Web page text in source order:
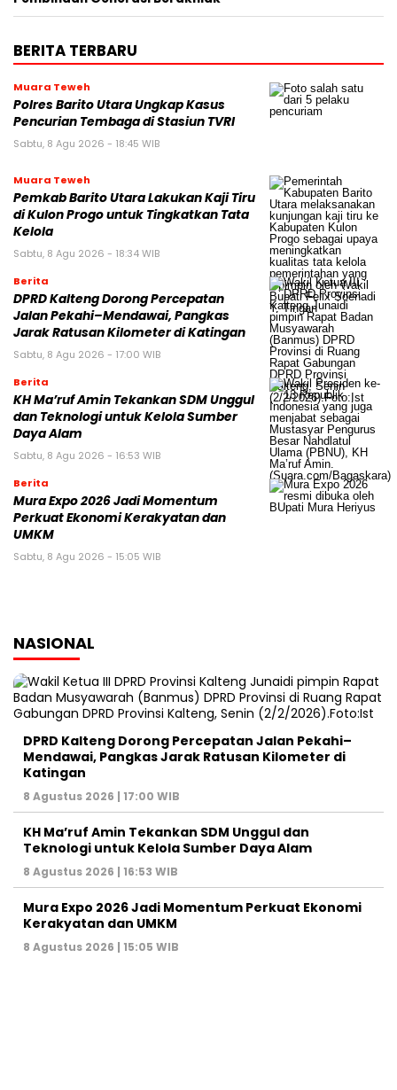
BERITA TERBARU
Muara Teweh
Polres Barito Utara Ungkap Kasus
Pencurian Tembaga di Stasiun TVRI
Sabtu, 8 Agu 2026 - 18:45 WIB
Muara Teweh
Pemkab Barito Utara Lakukan Kaji Tiru
di Kulon Progo untuk Tingkatkan Tata
Kelola
Sabtu, 8 Agu 2026 - 18:34 WIB
Berita
DPRD Kalteng Dorong Percepatan
Jalan Pekahi–Mendawai, Pangkas
Jarak Ratusan Kilometer di Katingan
Sabtu, 8 Agu 2026 - 17:00 WIB
Berita
KH Ma’ruf Amin Tekankan SDM Unggul
dan Teknologi untuk Kelola Sumber
Daya Alam
Sabtu, 8 Agu 2026 - 16:53 WIB
Berita
Mura Expo 2026 Jadi Momentum
Perkuat Ekonomi Kerakyatan dan
UMKM
Sabtu, 8 Agu 2026 - 15:05 WIB
NASIONAL
DPRD Kalteng Dorong Percepatan Jalan Pekahi–
Mendawai, Pangkas Jarak Ratusan Kilometer di
Katingan
8 Agustus 2026 | 17:00 WIB
KH Ma’ruf Amin Tekankan SDM Unggul dan
Teknologi untuk Kelola Sumber Daya Alam
8 Agustus 2026 | 16:53 WIB
Mura Expo 2026 Jadi Momentum Perkuat Ekonomi
Kerakyatan dan UMKM
8 Agustus 2026 | 15:05 WIB